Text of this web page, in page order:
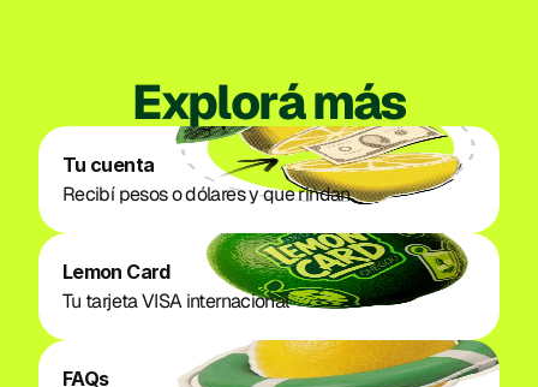
Explorá más
Tu cuenta
Recibí pesos o dólares y que rindan.
Lemon Card
Tu tarjeta VISA internacional
FAQs